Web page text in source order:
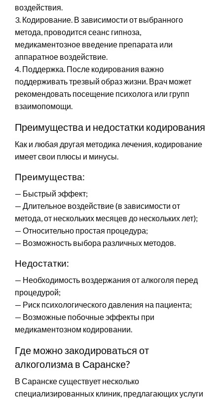
воздействия.
3. Кодирование. В зависимости от выбранного
метода, проводится сеанс гипноза,
медикаментозное введение препарата или
аппаратное воздействие.
4. Поддержка. После кодирования важно
поддерживать трезвый образ жизни. Врач может
рекомендовать посещение психолога или групп
взаимопомощи.
Преимущества и недостатки кодирования
Как и любая другая методика лечения, кодирование
имеет свои плюсы и минусы.
Преимущества:
— Быстрый эффект;
— Длительное воздействие (в зависимости от
метода, от нескольких месяцев до нескольких лет);
— Относительно простая процедура;
— Возможность выбора различных методов.
Недостатки:
— Необходимость воздержания от алкоголя перед
процедурой;
— Риск психологического давления на пациента;
— Возможные побочные эффекты при
медикаментозном кодировании.
Где можно закодироваться от
алкоголизма в Саранске?
В Саранске существует несколько
специализированных клиник, предлагающих услуги